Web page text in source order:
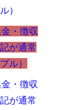
）
・徴収
が通常
ル）
・徴収
が通常